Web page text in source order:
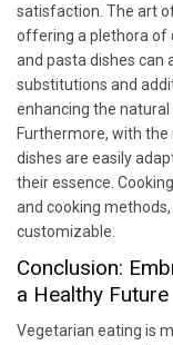
satisfaction. The art
offering a plethora of
and pasta dishes can
substitutions and
enhancing the
Furthermore, with
dishes are easily
their essence.
and cooking
customizable.
Conclusion:
a Healthy Future
Vegetarian eating is